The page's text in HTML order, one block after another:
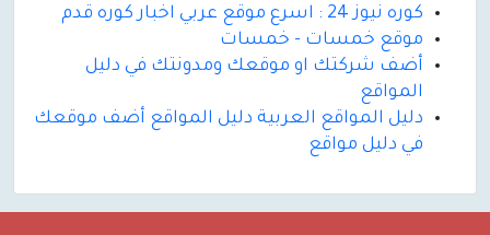
كوره نيوز 24 : اسرع موقع عربي اخبار كوره قدم
موقع خمسات - خمسات
أضف شركتك او موقعك ومدونتك في دليل
المواقع
دليل المواقع العربية دليل المواقع أضف موقعك
في دليل مواقع